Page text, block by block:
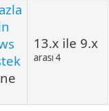
13.x ile 9.x
arası 4